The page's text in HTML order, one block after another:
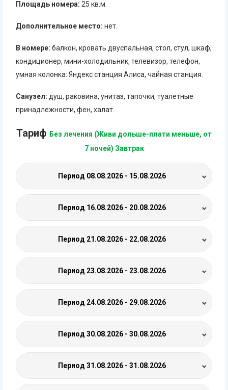
Площадь номера: 25 кв.м.
Дополнительное место: нет.
В номере: балкон, кровать двуспальная, стол, стул, шкаф,
кондиционер, мини-холодильник, телевизор, телефон,
умная колонка: Яндекс станция Алиса, чайная станция.
Санузел: душ, раковина, унитаз, тапочки, туалетные
принадлежности, фен, халат.
Тариф Без лечения (Живи дольше-плати меньше, от
7 ночей) Завтрак
Период 08.08.2026 - 15.08.2026
Период 16.08.2026 - 20.08.2026
Период 21.08.2026 - 22.08.2026
Период 23.08.2026 - 23.08.2026
Период 24.08.2026 - 29.08.2026
Период 30.08.2026 - 30.08.2026
Период 31.08.2026 - 31.08.2026